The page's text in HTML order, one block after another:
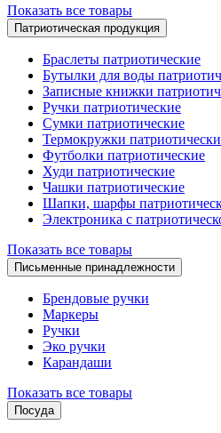
Показать все товары
Патриотическая продукция
Браслеты патриотические
Бутылки для воды
Записные книжки
Ручки патриотические
Сумки патриотические
Термокружки
Футболки патриотические
Худи патриотические
Чашки патриотические
Шапки, шарфы
Электроника с
Показать все товары
Письменные принадлежности
Брендовые ручки
Маркеры
Ручки
Эко ручки
Карандаши
Показать все товары
Посуда